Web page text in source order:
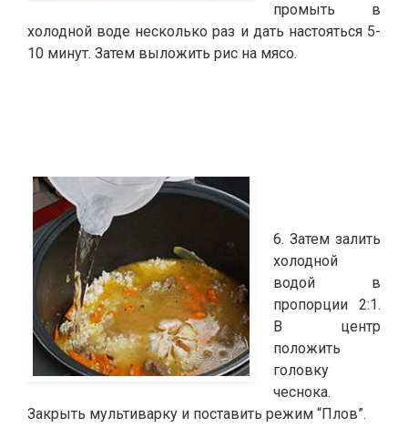
промыть в
холодной воде несколько раз и дать настояться 5-
10 минут. Затем выложить рис на мясо.
6. Затем залить
холодной
водой в
пропорции 2:1.
В центр
положить
головку
чеснока.
Закрыть мультиварку и поставить режим “Плов”.